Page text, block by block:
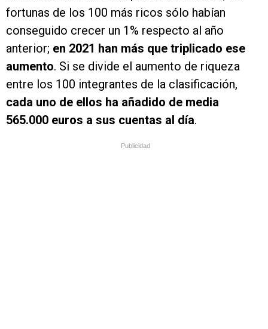
fortunas de los 100 más ricos sólo habían
conseguido crecer un 1% respecto al año
anterior; en 2021 han más que triplicado ese
aumento. Si se divide el aumento de riqueza
entre los 100 integrantes de la clasificación,
cada uno de ellos ha añadido de media
565.000 euros a sus cuentas al día.
Publicidad